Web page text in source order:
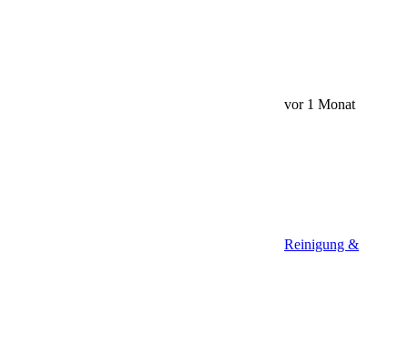
vor 1 Monat
Reinigung &